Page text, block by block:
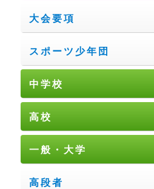
大会要項
スポーツ少年団
中学校
高校
一般・大学
高段者